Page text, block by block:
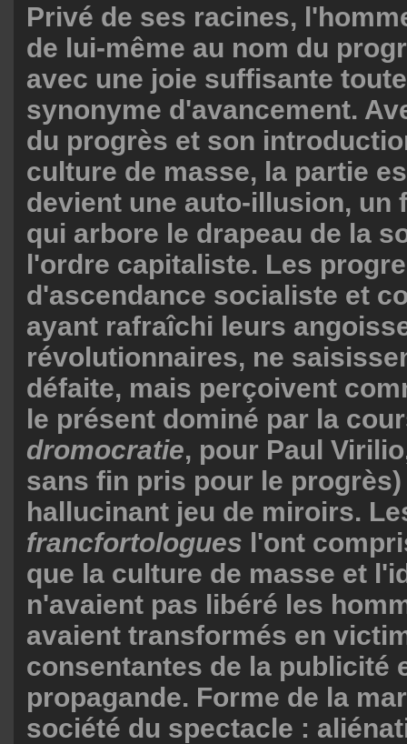
Privé de ses racines,
de lui-même au nom du
avec une joie suffisante
synonyme d'avancement.
du progrès et son
culture de masse, la partie
devient une auto-illusion, un
qui arbore le drapeau de la
l'ordre capitaliste. Les
d'ascendance socialiste et
ayant rafraîchi leurs
révolutionnaires, ne
défaite, mais perçoivent
le présent dominé par la
dromocratie, pour Paul
sans fin pris pour le
hallucinant jeu de miroirs.
francfortologues l'ont
que la culture de masse et
n'avaient pas libéré les
avaient transformés en
consentantes de la publicité
propagande. Forme de la
société du spectacle :